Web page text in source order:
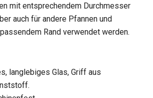
mit entsprechendem Durchmesser
auch für andere Pfannen und
Rand verwendet werden.
langlebiges Glas, Griff aus